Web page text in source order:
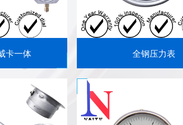
卡一体 全钢压力表